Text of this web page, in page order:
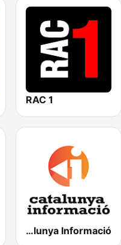
RAC 1
Catalunya Informació